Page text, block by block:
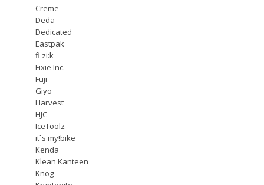
Creme
Deda
Dedicated
Eastpak
fi'zi:k
Fixie Inc.
Fuji
Giyo
Harvest
HJC
IceToolz
it`s my!bike
Kenda
Klean Kanteen
Knog